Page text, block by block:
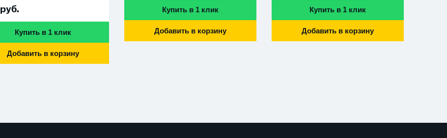
руб.
Купить в 1 клик
Добавить в корзину
Купить в 1 клик
Добавить в корзину
Купить в 1 клик
Добавить в корзину